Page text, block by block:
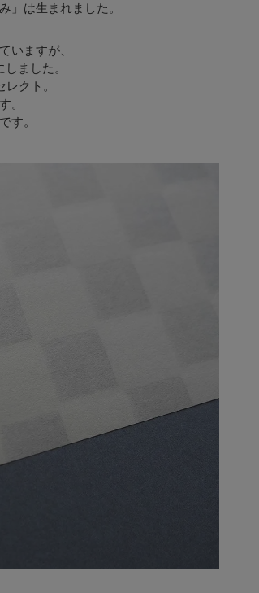
」は生まれました。
いますが、
ました。
クト。
。
す。